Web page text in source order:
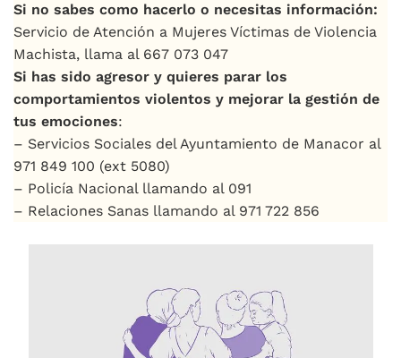
Si no sabes como hacerlo o necesitas información:
Servicio de Atención a Mujeres Víctimas de Violencia
Machista, llama al 667 073 047
Si has sido agresor y quieres parar los
comportamientos violentos y mejorar la gestión de
tus emociones:
– Servicios Sociales del Ayuntamiento de Manacor al
971 849 100 (ext 5080)
– Policía Nacional llamando al 091
– Relaciones Sanas llamando al 971 722 856